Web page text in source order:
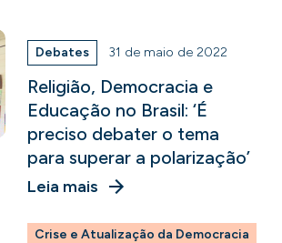
Debates 31 de maio de 2022
Religião, Democracia e
Educação no Brasil: ‘É
preciso debater o tema
para superar a polarização’
Leia mais
Crise e Atualização da Democracia